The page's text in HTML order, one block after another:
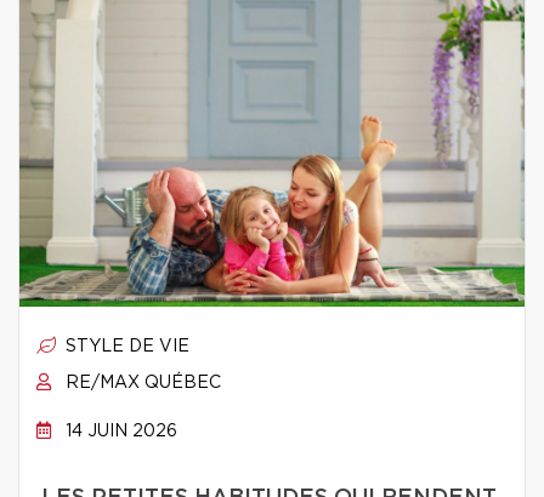
STYLE DE VIE
RE/MAX QUÉBEC
14 JUIN 2026